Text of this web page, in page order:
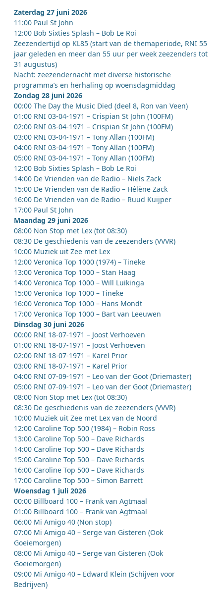
Zaterdag 27 juni 2026
11:00 Paul St John
12:00 Bob Sixties Splash – Bob Le Roi
Zeezendertijd op KL85 (start van de themaperiode, RNI 55
jaar geleden en meer dan 55 uur per week zeezenders tot
31 augustus)
Nacht: zeezendernacht met diverse historische
programma’s en herhaling op woensdagmiddag
Zondag 28 juni 2026
00:00 The Day the Music Died (deel 8, Ron van Veen)
01:00 RNI 03-04-1971 – Crispian St John (100FM)
02:00 RNI 03-04-1971 – Crispian St John (100FM)
03:00 RNI 03-04-1971 – Tony Allan (100FM)
04:00 RNI 03-04-1971 – Tony Allan (100FM)
05:00 RNI 03-04-1971 – Tony Allan (100FM)
12:00 Bob Sixties Splash – Bob Le Roi
14:00 De Vrienden van de Radio – Niels Zack
15:00 De Vrienden van de Radio – Hélène Zack
16:00 De Vrienden van de Radio – Ruud Kuijper
17:00 Paul St John
Maandag 29 juni 2026
08:00 Non Stop met Lex (tot 08:30)
08:30 De geschiedenis van de zeezenders (VVVR)
10:00 Muziek uit Zee met Lex
12:00 Veronica Top 1000 (1974) – Tineke
13:00 Veronica Top 1000 – Stan Haag
14:00 Veronica Top 1000 – Will Luikinga
15:00 Veronica Top 1000 – Tineke
16:00 Veronica Top 1000 – Hans Mondt
17:00 Veronica Top 1000 – Bart van Leeuwen
Dinsdag 30 juni 2026
00:00 RNI 18-07-1971 – Joost Verhoeven
01:00 RNI 18-07-1971 – Joost Verhoeven
02:00 RNI 18-07-1971 – Karel Prior
03:00 RNI 18-07-1971 – Karel Prior
04:00 RNI 07-09-1971 – Leo van der Goot (Driemaster)
05:00 RNI 07-09-1971 – Leo van der Goot (Driemaster)
08:00 Non Stop met Lex (tot 08:30)
08:30 De geschiedenis van de zeezenders (VVVR)
10:00 Muziek uit Zee met Lex van de Noord
12:00 Caroline Top 500 (1984) – Robin Ross
13:00 Caroline Top 500 – Dave Richards
14:00 Caroline Top 500 – Dave Richards
15:00 Caroline Top 500 – Dave Richards
16:00 Caroline Top 500 – Dave Richards
17:00 Caroline Top 500 – Simon Barrett
Woensdag 1 juli 2026
00:00 Billboard 100 – Frank van Agtmaal
01:00 Billboard 100 – Frank van Agtmaal
06:00 Mi Amigo 40 (Non stop)
07:00 Mi Amigo 40 – Serge van Gisteren (Ook
Goeiemorgen)
08:00 Mi Amigo 40 – Serge van Gisteren (Ook
Goeiemorgen)
09:00 Mi Amigo 40 – Edward Klein (Schijven voor
Bedrijven)